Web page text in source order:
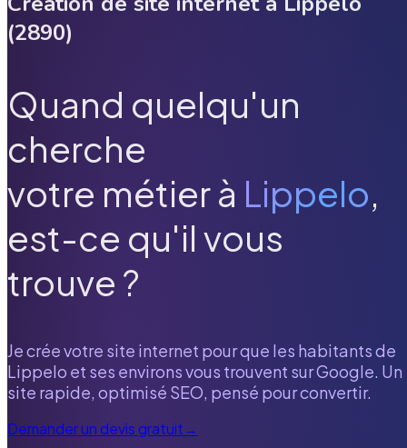
(2890)
Quand quelqu'un
cherche
votre métier à Lippelo,
est-ce qu'il vous
trouve ?
Je crée votre site internet pour que les habitants de
Lippelo et ses environs vous trouvent sur Google. Un
site rapide, optimisé SEO, pensé pour convertir.
Demander un devis gratuit→